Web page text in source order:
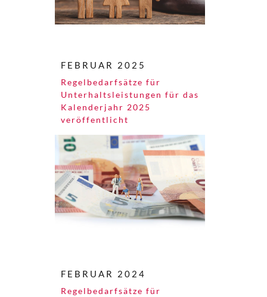
FEBRUAR 2025
Regelbedarfsätze für
Unterhaltsleistungen für das
Kalenderjahr 2025
veröffentlicht
FEBRUAR 2024
Regelbedarfsätze für